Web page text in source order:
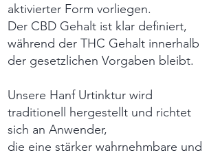
aktivierter Form vorliegen.
Der CBD Gehalt ist klar definiert,
während der THC Gehalt innerhalb
der gesetzlichen Vorgaben bleibt.
Unsere Hanf Urtinktur wird
traditionell hergestellt und richtet
sich an Anwender,
die eine stärker wahrnehmbare und